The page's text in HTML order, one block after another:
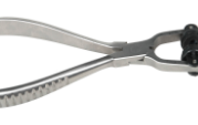
ALICATE DE AJUSTE
EIXO DE LENTES -
3TAB40